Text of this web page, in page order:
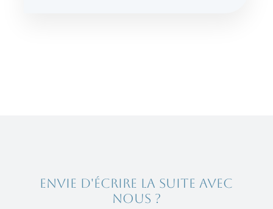
Envie d'écrire la suite avec
nous ?